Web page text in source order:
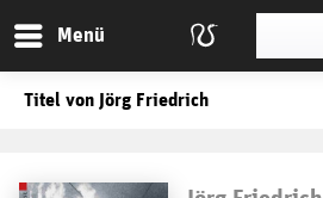
Menü
Titel von Jörg Friedrich